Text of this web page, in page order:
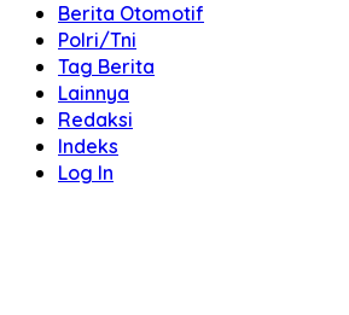
Berita Otomotif
Polri/Tni
Tag Berita
Lainnya
Redaksi
Indeks
Log In